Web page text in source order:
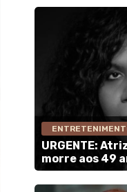
URGENTE:
morre aos 49